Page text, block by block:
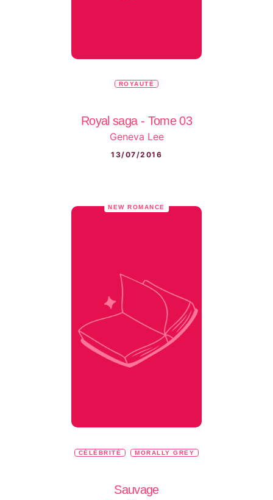
ROYAUTÉ
Royal saga - Tome 03
Geneva Lee
13/07/2016
NEW ROMANCE
CÉLÉBRITÉ MORALLY GREY
Sauvage